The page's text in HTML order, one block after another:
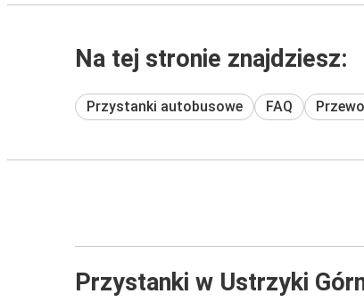
Na tej stronie znajdziesz:
Przystanki autobusowe FAQ
Przystanki w Ustrzyki